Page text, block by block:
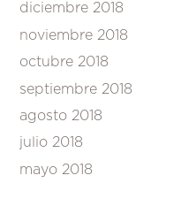
diciembre 2018
noviembre 2018
octubre 2018
septiembre 2018
agosto 2018
julio 2018
mayo 2018